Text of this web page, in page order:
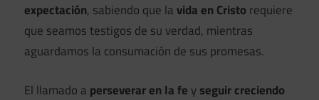
expectación, sabiendo que lavida en Cristo requiere
que seamos testigos de su verdad, mientras
aguardamos la consumación de sus promesas.
El llamado a perseverar en la fe yseguir creciendo